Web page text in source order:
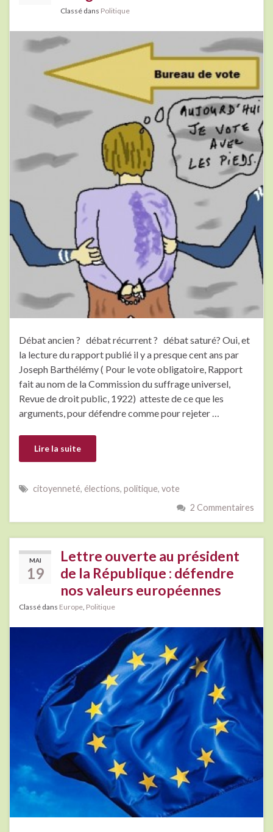
Classé dans Politique
Débat ancien ? débat récurrent ? débat saturé? Oui, et
la lecture du rapport publié il y a presque cent ans par
Joseph Barthélémy ( Pour le vote obligatoire, Rapport
fait au nom de la Commission du suffrage universel,
Revue de droit public, 1922) atteste de ce que les
arguments, pour défendre comme pour rejeter …
Lire la suite
citoyenneté, élections, politique, vote
2 Commentaires
MAI
19
Lettre ouverte au président
de la République : défendre
nos valeurs européennes
Classé dans Europe Politique